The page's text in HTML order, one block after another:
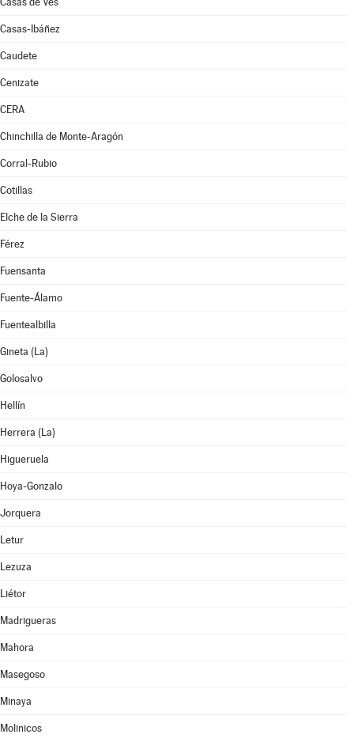
Casas-Ibáñez
Caudete
Cenizate
CERA
Chinchilla de Monte-Aragón
Corral-Rubio
Cotillas
Elche de la Sierra
Férez
Fuensanta
Fuente-Álamo
Fuentealbilla
Gineta (La)
Golosalvo
Hellín
Herrera (La)
Higueruela
Hoya-Gonzalo
Jorquera
Letur
Lezuza
Liétor
Madrigueras
Mahora
Masegoso
Minaya
Molinicos